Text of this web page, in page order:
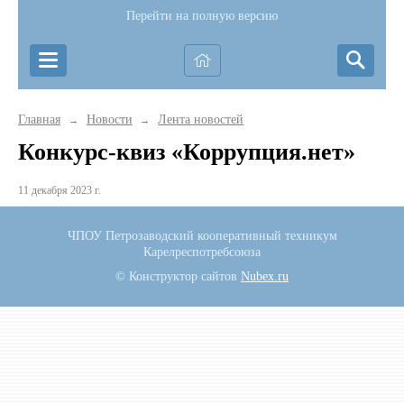
Перейти на полную версию
Главная → Новости → Лента новостей
Конкурс-квиз «Коррупция.нет»
11 декабря 2023 г.
ЧПОУ Петрозаводский кооперативный техникум
Карелреспотребсоюза
© Конструктор сайтов Nubex.ru